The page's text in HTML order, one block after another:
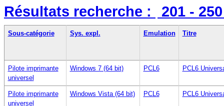
Résultats recherche : 201 -
Sous-catégorie Sys. expl. Emulation Titre
Pilote imprimante
universel
Windows 7 (64 bit) PCL6 PCL6
Pilote imprimante
universel
Windows Vista (64 bit) PCL6 PCL6